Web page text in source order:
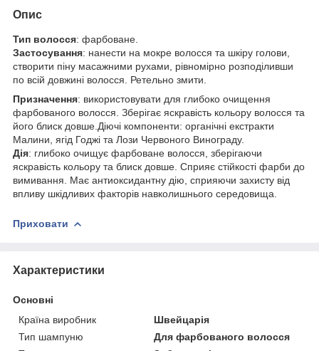
Опис
Тип волосся: фарбоване.
Застосування: нанести на мокре волосся та шкіру голови,
створити піну масажними рухами, рівномірно розподіливши
по всій довжині волосся. Ретельно змити.
Призначення: використовувати для глибоко очищення
фарбованого волосся. Зберігає яскравість кольору волосся та
його блиск довше.Діючі компоненти: органічні екстракти
Малини, ягід Годжі та Лози Червоного Винограду.
Дія: глибоко очищує фарбоване волосся, зберігаючи
яскравість кольору та блиск довше. Сприяє стійкості фарби до
вимивання. Має антиоксидантну дію, сприяючи захисту від
впливу шкідливих факторів навколишнього середовища.
Приховати
Характеристики
Основні
Країна виробник
Швейцарія
Тип шампуню
Для фарбованого волосся